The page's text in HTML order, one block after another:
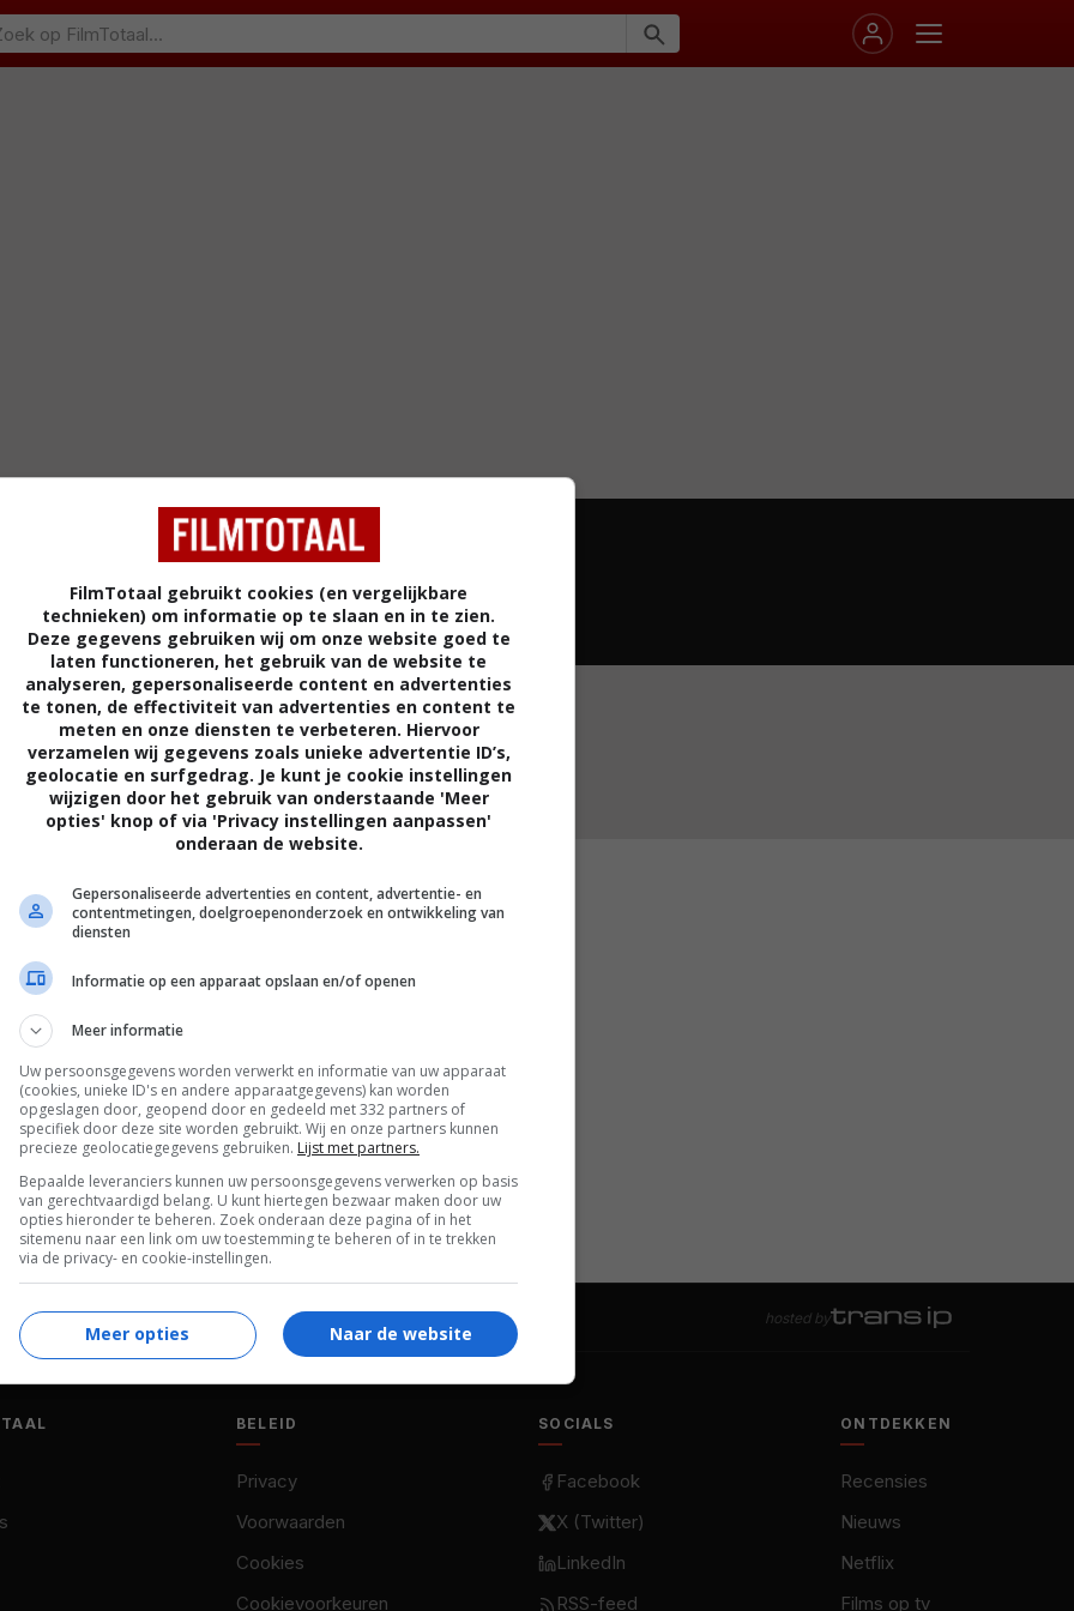
akuto-domo (1963)
JAPAN
nog geen beschrijving beschikbaar.
Seijun Suzuki .
Nobuo Kaneko,Yûko Kusunoki,Jo
Naomi Hoshi,Kotoe Hatsui
27.01.1963
hosted by
BELEID
Privacy
Voorwaarden
Cookies
Cookievoorkeuren
SOCIALS
Facebook
X (Twitter)
LinkedIn
RSS-feed
ONTDEKKEN
Recensies
Nieuws
Netflix
Films op tv
FilmTotaal gebruikt cookies (en vergelijkbare
technieken) om informatie op te slaan en in te zien.
Deze gegevens gebruiken wij om onze website goed te
laten functioneren, het gebruik van de website te
analyseren, gepersonaliseerde content en advertenties
te tonen, de effectiviteit van advertenties en content te
meten en onze diensten te verbeteren. Hiervoor
verzamelen wij gegevens zoals unieke advertentie ID’s,
geolocatie en surfgedrag. Je kunt je cookie instellingen
wijzigen door het gebruik van onderstaande 'Meer
opties' knop of via 'Privacy instellingen aanpassen'
onderaan de website.
Gepersonaliseerde advertenties en content, advertentie- en
contentmetingen, doelgroepenonderzoek en ontwikkeling van
diensten
Informatie op een apparaat opslaan en/of openen
Meer informatie
Uw persoonsgegevens worden verwerkt en informatie van uw apparaat
(cookies, unieke ID's en andere apparaatgegevens) kan worden
opgeslagen door, geopend door en gedeeld met 332 partners of
specifiek door deze site worden gebruikt. Wij en onze partners kunnen
precieze geolocatiegegevens gebruiken. Lijst met partners.
Bepaalde leveranciers kunnen uw persoonsgegevens verwerken op basis
van gerechtvaardigd belang. U kunt hiertegen bezwaar maken door uw
opties hieronder te beheren. Zoek onderaan deze pagina of in het
sitemenu naar een link om uw toestemming te beheren of in te trekken
via de privacy- en cookie-instellingen.
Naar de website
Meer opties